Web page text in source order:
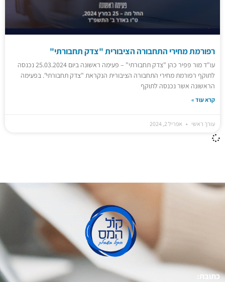
רפורמת מחירי התחבורה הציבורית "צדק תחבורתי"
עו"ד מור פפיר כהן "צדק תחבורתי" – פעימה ראשונה ביום 25.03.2024 נכנסה
לתוקף רפורמת מחירי התחבורה הציבורית הנקראת "צדק תחבורתי". בפעימה
הראשונה אשר נכנסה לתוקף
קרא עוד »
עורך ראשי אפריל 2, 2024
כתובת: